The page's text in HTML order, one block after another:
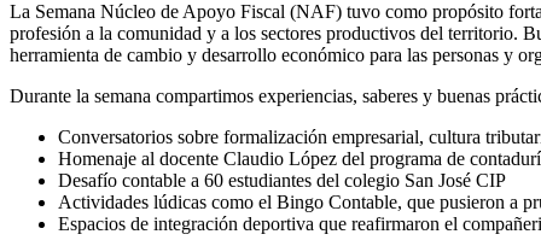
La Semana Núcleo de Apoyo Fiscal (NAF) tuvo como propósito
profesión a la comunidad y a los sectores productivos del territorio.
herramienta de cambio y desarrollo económico para las personas y
Durante la semana compartimos experiencias, saberes y buenas
Conversatorios sobre formalización empresarial, cultura
Homenaje al docente Claudio López del programa de
Desafío contable a 60 estudiantes del colegio San José CIP
Actividades lúdicas como el Bingo Contable, que pusieron a
Espacios de integración deportiva que reafirmaron el